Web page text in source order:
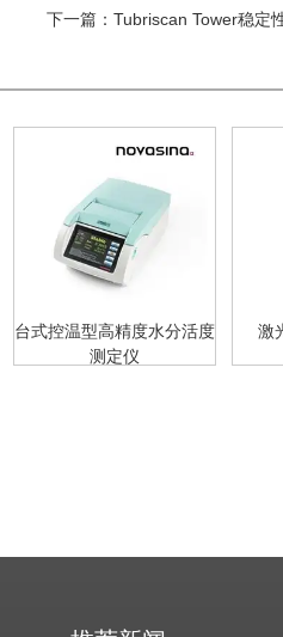
下一篇： Tubriscan Tower稳定
水分活度
激光粒度粒形分析仪